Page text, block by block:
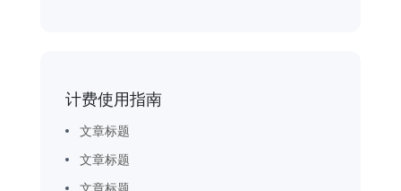
计费使用指南
文章标题
文章标题
文章标题